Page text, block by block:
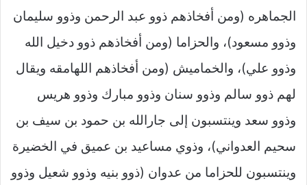
الجماهره (ومن أفخاذهم ذوو عبد الرحمن وذوو سليمان
وذوو مسعود)، والحزاما (ومن أفخاذهم ذوو دخيل الله
وذوو علي)، والخماميش (ومن أفخاذهم اللهامقه ويقال
لهم ذوو سالم وذوو سنان وذوو مبارك وذوو هريس
وذوو سعد وينتسبون إلى جارالله بن حمود بن سيف بن
سحيم العدواني)، وذوي مساعيد بن عميق في الخضيرة
وينتسبون للحزاما من عدوان (ذوو بنيه وذوو شعيل وذوو